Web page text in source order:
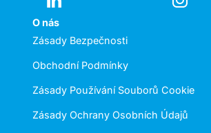
O nás
Zásady Bezpečnosti
Obchodní Podmínky
Zásady Používání Souborů Cookie
Zásady Ochrany Osobních Údajů